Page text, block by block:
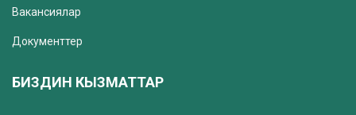
Вакансиялар
Документтер
БИЗДИН КЫЗМАТТАР